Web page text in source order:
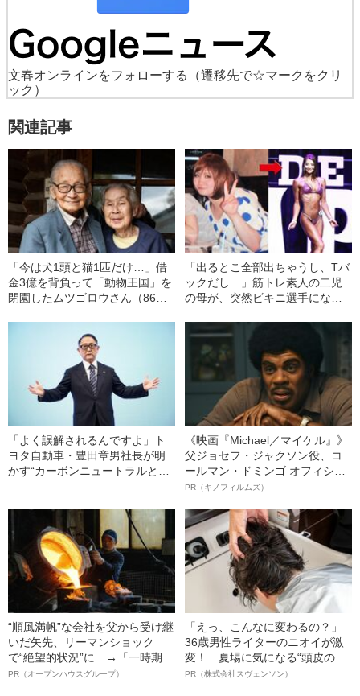
文春オンラインをフォローする
（遷移先で☆マークをクリ
ック）
関連記事
「今は犬1頭と猫1匹だけ…」借
金3億を背負って「動物王国」を
閉園したムツゴロウさん（86）
だけでやっとです」
「出るとこ全部出ちゃうし、Tバ
ックだし…」筋トレ素人の二児
の母が、突然ビキニ選手になっ
「よく誤解されるんですよ」ト
ヨタ自動車・豊田章男社長が明
かす“カーボンニュートラルと
《映画『Michael／マイケル』》
父ジョセフ・ジャクソン役、コ
ールマン・ドミンゴ オフィシャ
ルインタビュー“観客を魅了した
語る”《日本興収70億円突破》
PR（キノフィルムズ）
“順風満帆”な会社を父から受け継
いだ矢先、リーマンショック
で“絶望的状況”に…→「一時期は
納品3年待ち」のヒット商品を生
PR（オープンハウスグループ）
「えっ、こんなに変わるの？」
36歳男性ライターのニオイが激
変！ 夏場に気になる“頭皮のニ
オイ”や“ベタつき”を解消す
PR（株式会社スヴェンソン）